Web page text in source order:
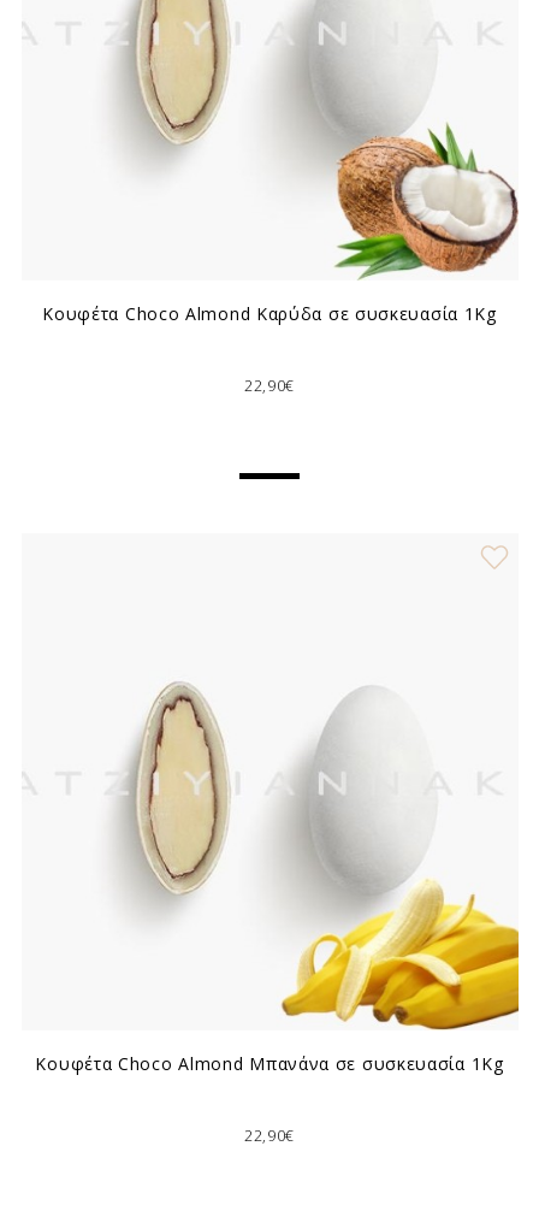
Κουφέτα Choco Almond Καρύδα σε συσκευασία 1Kg
22,90€
Κουφέτα Choco Almond Μπανάνα σε συσκευασία 1Kg
22,90€